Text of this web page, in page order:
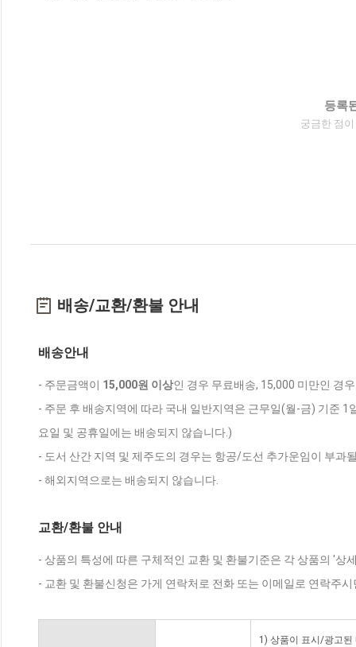
등록
궁금한 점
배송/교환/환불 안내
배송안내
- 주문금액이 15,000원 이상인 경우 무료배송, 15,000 미만인 경
- 주문 후 배송지역에 따라 국내 일반지역은 근무일(월-금) 기준
요일 및 공휴일에는 배송되지 않습니다.)
- 도서 산간 지역 및 제주도의 경우는 항공/도선 추가운임이 부과
- 해외지역으로는 배송되지 않습니다.
교환/환불 안내
- 상품의 특성에 따른 구체적인 교환 및 환불기준은 각 상품의 '상
- 교환 및 환불신청은 가게 연락처로 전화 또는 이메일로 연락주
1) 상품이 표시/광고된